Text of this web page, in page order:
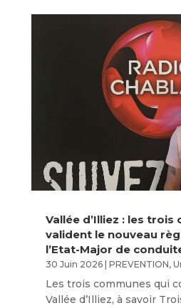
Vallée d’Illiez : les trois
valident le nouveau
l’Etat-Major de
30 Juin 2026| PREVENTION,
Les trois communes qui
Vallée d’Illiez, à savoir